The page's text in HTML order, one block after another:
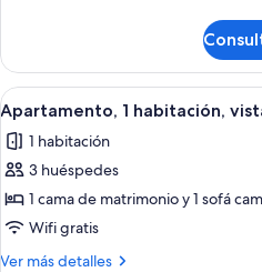
al
mar
(1+1)
1
habitación,
vistas
mar
(1+1)
Abrir
todas
las
fotos
de
Apartamento,
1
15
Apartamento, 1 habitación,
1 habitación
3 huéspedes
1 cama de matrimonio y 1 sofá
Wifi gratis
Ver más detalles
Más